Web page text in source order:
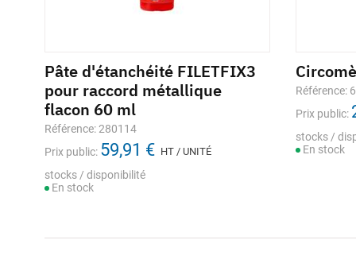
Pâte d'étanchéité FILETFIX3
pour raccord métallique
flacon 60 ml
Référence: 280114
Prix public: 59,91 € HT / UNITÉ
stocks / disponibilité
En stock
Référence:
Prix public:
stocks /
En stock